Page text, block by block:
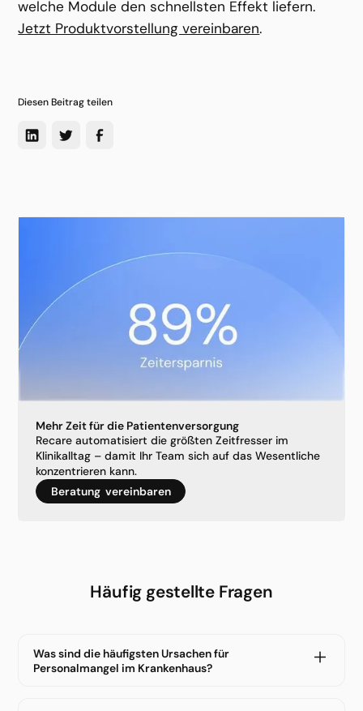
Jetzt Produktvorstellung vereinbaren.
Diesen Beitrag teilen
Mehr Zeit für die Patientenversorgung
Recare automatisiert die größten Zeitfresser im
Klinikalltag – damit Ihr Team sich auf das Wesentliche
konzentrieren kann.
Beratung vereinbaren
Häufig gestellte Fragen
Was sind die häufigsten Ursachen für
Personalmangel im Krankenhaus?